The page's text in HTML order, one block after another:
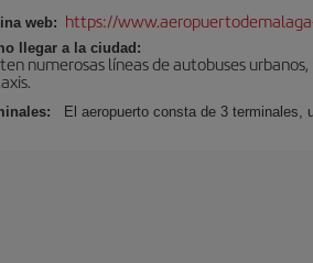
web: https://
llegar a la ciudad:
numerosas líneas de autobuses
El aeropuerto consta de 3 terminales,